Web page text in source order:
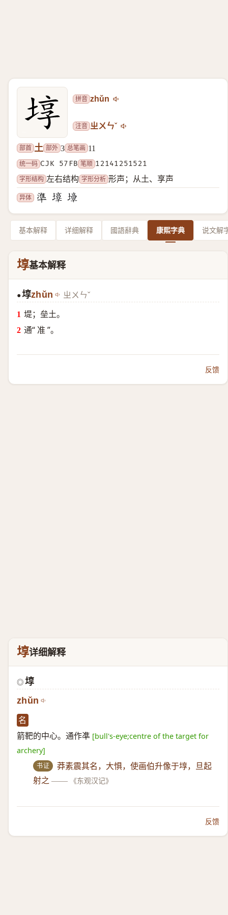
拼音 zhǔn
注音 ㄓㄨㄣˇ
部首 土 部外 3 总笔画 11
统一码 CJK 57FB 笔顺 12141251521
字形结构 左右结构 字形分析 形声；从土、享声
异体
基本解释 详细解释 國語辭典 康熙字典 说文解
埻基本解释
●埻zhǔn ㄓㄨㄣˇ
堤；垒土。
通“ 准 ”。
反馈
埻详细解释
◎ 埻
zhǔn
名
箭靶的中心。通作凖 [bull's-eye;centre of the target for
archery]
书证
莽素震其名，大惧，使画伯升像于埻，旦起
射之 —— 《东观汉记》
反馈